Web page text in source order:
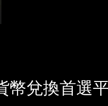
幣兌換首選